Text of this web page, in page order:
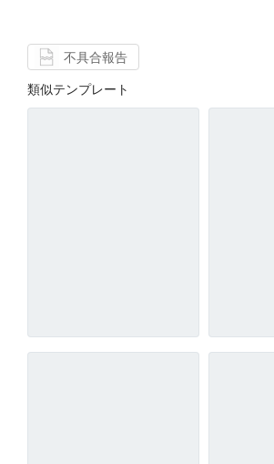
不具合報告
類似テンプレート